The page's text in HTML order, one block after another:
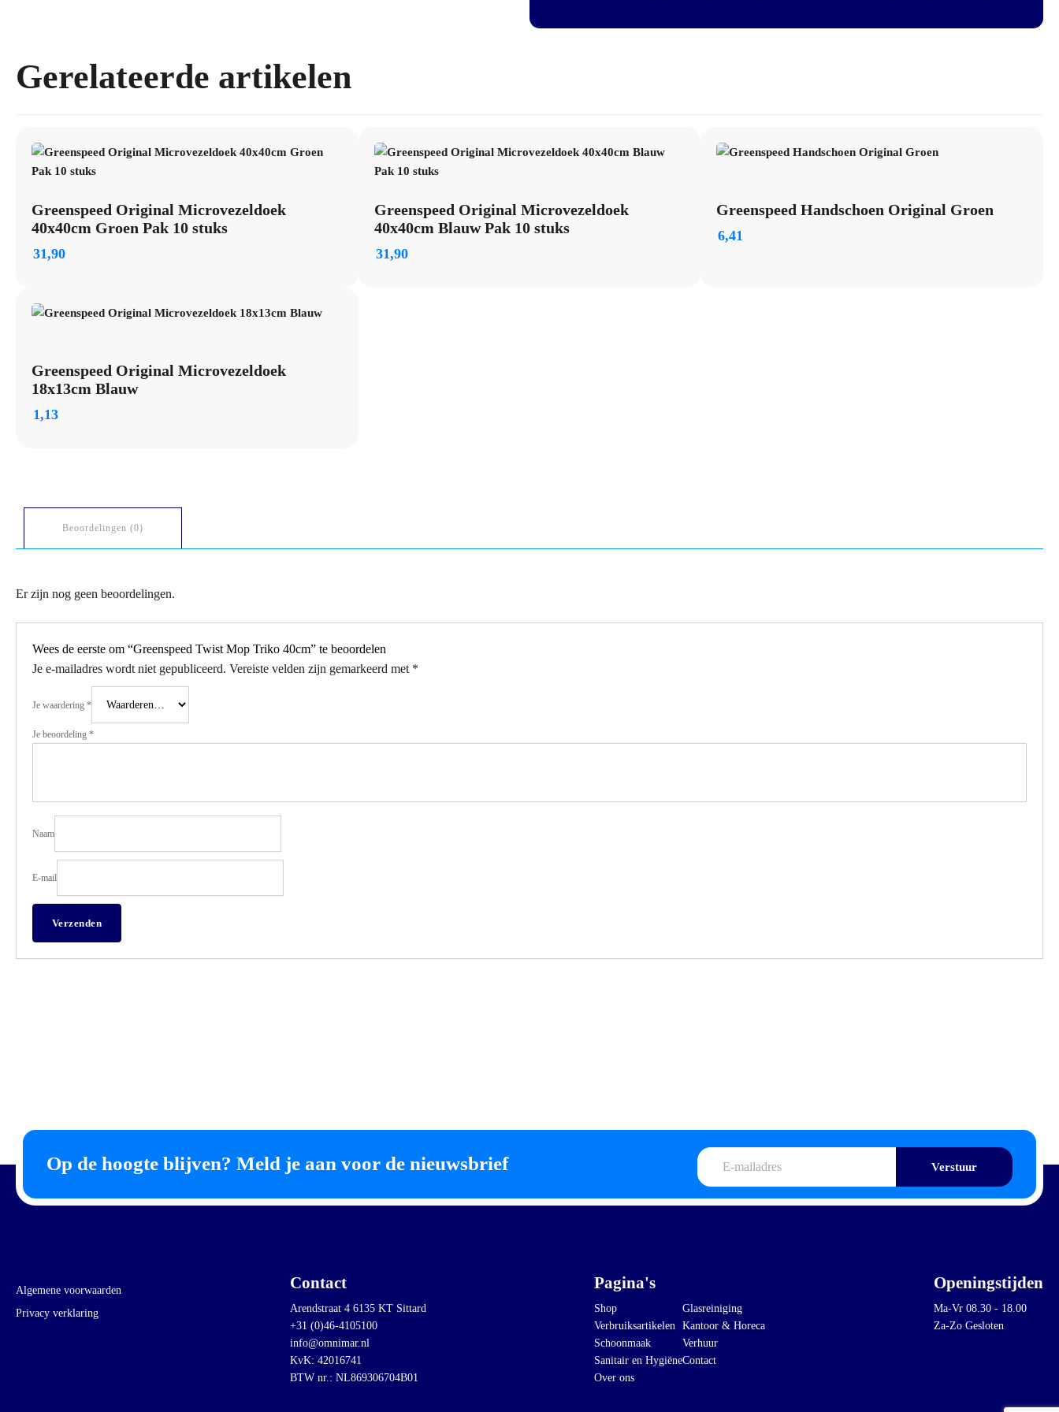
Gerelateerde artikelen
Greenspeed Original Microvezeldoek
40x40cm Groen Pak 10 stuks
31,90
Greenspeed Original Microvezeldoek
40x40cm Blauw Pak 10 stuks
31,90
Greenspeed Handschoen Original Groen
6,41
Greenspeed Original Microvezeldoek
18x13cm Blauw
1,13
Beoordelingen (0)
Er zijn nog geen beoordelingen.
Wees de eerste om “Greenspeed Twist Mop Triko 40cm” te beoordelen
Je e-mailadres wordt niet gepubliceerd. Vereiste velden zijn gemarkeerd met *
Je waardering *
Je beoordeling *
Naam
E-mail
Op de hoogte blijven? Meld je aan voor de nieuwsbrief
E-
mailadres
Algemene voorwaarden
Privacy verklaring
Contact
Arendstraat 4 6135 KT Sittard
+31 (0)46-4105100
info@omnimar.nl
KvK: 42016741
BTW nr.: NL869306704B01
Pagina's
Shop
Verbruiksartikelen
Schoonmaak
Sanitair en Hygiëne
Over ons
Glasreiniging
Kantoor & Horeca
Verhuur
Contact
Openingstijden
Ma-Vr 08.30 - 18.00
Za-Zo Gesloten